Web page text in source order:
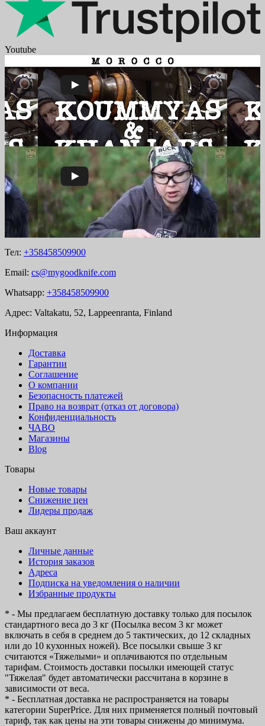
Youtube
Тел: +358458509900
Email: cs@mygoodknife.com
Whatsapp: +358458509900
Адрес: Valtakatu, 52, Lappeenranta, Finland
Информация
Доставка
Гарантии
Соглашение
О компании
Безопасность платежей
Право на возврат (отказ от договора)
Конфиденциальность
ЧАВО
Магазины
Blog
Товары
Новые товары
Снижение цен
Лидеры продаж
Ваш аккаунт
Личные данные
История заказов
Адреса
Подписка на уведомления о наличии
Избранные продукты
* - Мы предлагаем бесплатную доставку только для посылок
стандартного веса до 3 кг (Посылка весом 3 кг может
включать в себя в среднем до 5 тактических, до 12 складных
или до 10 кухонных ножей). Все посылки свыше 3 кг
считаются «Тяжелыми» и оплачиваются по отдельным
тарифам. Стоимость доставки посылки имеющей статус
"Тяжелая" будет автоматически рассчитана в корзине в
зависимости от веса.
* - Бесплатная доставка не распространяется на товары
категории SuperPrice. Для них применяется полный почтовый
тариф, так как цены на эти товары снижены до минимума.